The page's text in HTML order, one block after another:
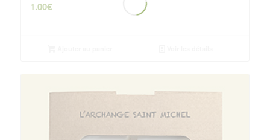
1.00€